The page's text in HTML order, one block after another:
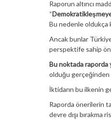
Raporun altıncı
“
Bu nedenle oldukça
Ancak bunlar
perspektife sahip
Bu noktada
olduğu gerçeğinden
İktidarın bu ilkenin
Raporda önerilerin
devre dışı bırakma